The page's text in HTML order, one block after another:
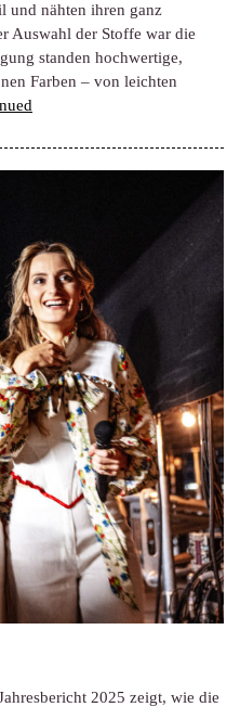
und nähten ihren ganz
Auswahl der Stoffe war die
standen hochwertige,
Farben – von leichten
2025 zeigt, wie die